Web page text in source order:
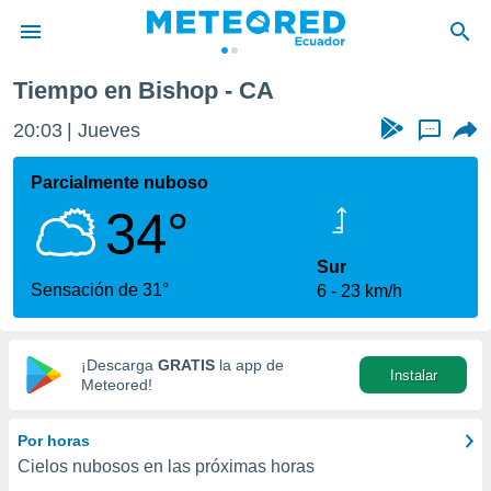
de
ha
que se
calidad.
a este
las
y
digital
basada
Tiempo en Bishop - CA
20:03 Jueves ...
Parcialmente nuboso
34°
Sensación de 31°
Sur
6
23 km/h
¡Descarga GRATIS la app de
Meteored!
Instalar
Por horas
Cielos nubosos en las próximas horas